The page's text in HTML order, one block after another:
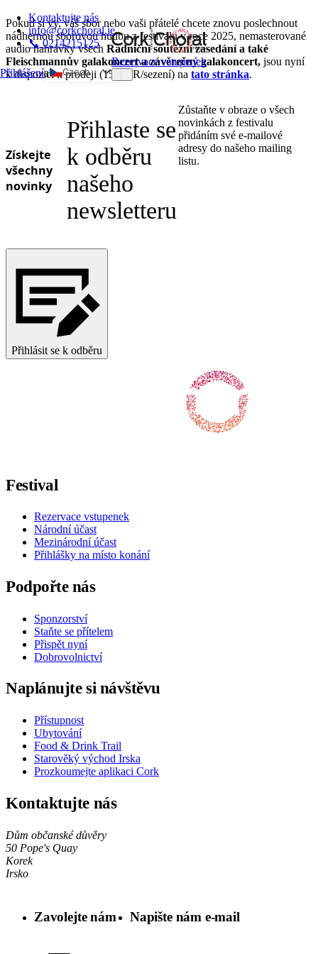
Kontaktujte nás
info@corkchoral.ie
📞 0214215125
Přihlášenía
Czech
Danish
German
Spanish
Estonian
Italian
Polish
Portuguese
Ukrainian
Rezervace vstupenek
Pokud si vy, váš sbor nebo vaši přátelé chcete znovu poslechnout
nádhernou sborovou hudbu z festivalu v roce 2025, nemasterované
audio nahrávky všech Radniční soutěžní zasedání a také
Fleischmannův galakoncert a závěrečný galakoncert, jsou nyní
k dispozici k prodeji (15 EUR/sezení) na tato stránka.
Získejte
všechny
novinky
Přihlaste se
k odběru
našeho
newsletteru
Zůstaňte v obraze o všech
novinkách z festivalu
přidáním své e-mailové
adresy do našeho mailing
listu.
Přihlásit se k odběru
Festival
Rezervace vstupenek
Národní účast
Mezinárodní účast
Přihlášky na místo konání
Podpořte nás
Sponzorství
Staňte se přítelem
Přispět nyní
Dobrovolnictví
Naplánujte si návštěvu
Přístupnost
Ubytování
Food & Drink Trail
Starověký východ Irska
Prozkoumejte aplikaci Cork
Kontaktujte nás
Dům občanské důvěry
50 Pope's Quay
Korek
Irsko
Zavolejte nám Napište nám e-mail